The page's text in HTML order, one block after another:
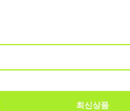
최신상품